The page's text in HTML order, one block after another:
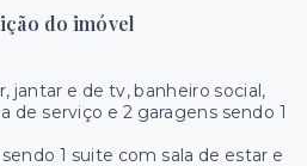
do imóvel
jantar e de tv, banheiro social,
de serviço e 2 garagens sendo 1
1 suite com sala de estar e